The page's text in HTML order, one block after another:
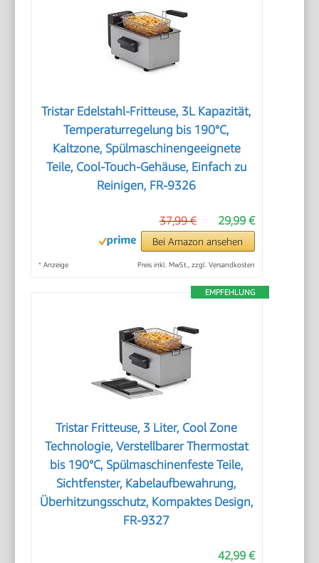
Tristar Edelstahl-Fritteuse, 3L Kapazität,
Temperaturregelung bis 190°C,
Kaltzone, Spülmaschinengeeignete
Teile, Cool-Touch-Gehäuse, Einfach zu
Reinigen, FR-9326
29,99 €
37,99 €
Bei Amazon ansehen
* Anzeige Preis inkl. MwSt., zzgl. Versandkosten
EMPFEHLUNG
Tristar Fritteuse, 3 Liter, Cool Zone
Technologie, Verstellbarer Thermostat
bis 190°C, Spülmaschinenfeste Teile,
Sichtfenster, Kabelaufbewahrung,
Überhitzungsschutz, Kompaktes Design,
FR-9327
42,99 €